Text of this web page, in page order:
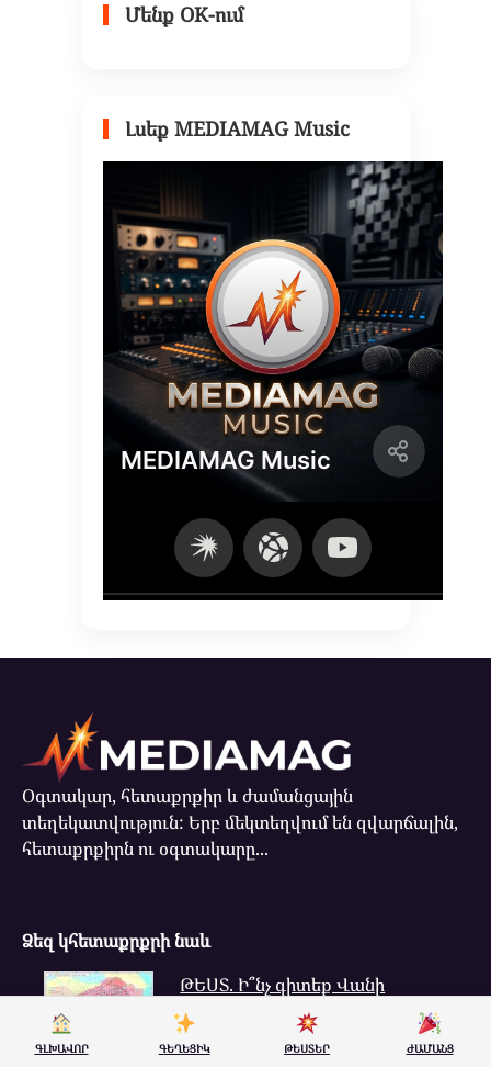
Մենք OK-ում
Լսեք MEDIAMAG Music
Օգտակար, հետաքրքիր և ժամանցային
տեղեկատվություն: Երբ մեկտեղվում են զվարճալին,
հետաքրքիրն ու օգտակարը...
Ձեզ կհետաքրքրի նաև
ԹԵՍՏ. Ի՞նչ գիտեք Վանի
թագավորության մասին
ԳԼԽԱՎՈՐ ԳԵՂԵՑԻԿ ԹԵՍՏԵՐ ԺԱՄԱՆՑ